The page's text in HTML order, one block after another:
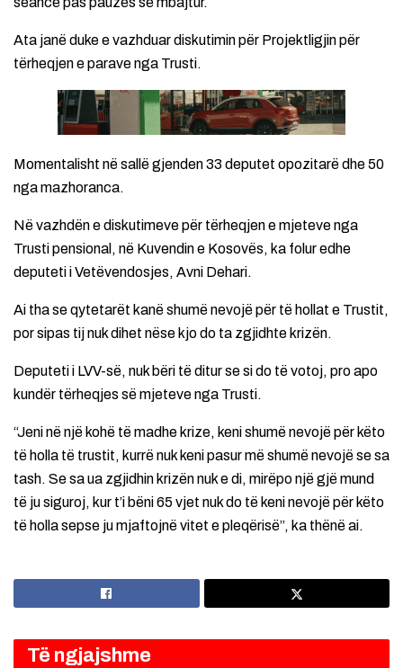
Ata janë duke e vazhduar diskutimin për Projektligjin për
tërheqjen e parave nga Trusti.
Momentalisht në sallë gjenden 33 deputet opozitarë dhe 50
nga mazhoranca.
Në vazhdën e diskutimeve për tërheqjen e mjeteve nga
Trusti pensional, në Kuvendin e Kosovës, ka folur edhe
deputeti i Vetëvendosjes, Avni Dehari.
Ai tha se qytetarët kanë shumë nevojë për të hollat e Trustit,
por sipas tij nuk dihet nëse kjo do ta zgjidhte krizën.
Deputeti i LVV-së, nuk bëri të ditur se si do të votoj, pro apo
kundër tërheqjes së mjeteve nga Trusti.
“Jeni në një kohë të madhe krize, keni shumë nevojë për këto
të holla të trustit, kurrë nuk keni pasur më shumë nevojë se sa
tash. Se sa ua zgjidhin krizën nuk e di, mirëpo një gjë mund
të ju siguroj, kur t’i bëni 65 vjet nuk do të keni nevojë për këto
të holla sepse ju mjaftojnë vitet e pleqërisë”, ka thënë ai.
Të ngjajshme